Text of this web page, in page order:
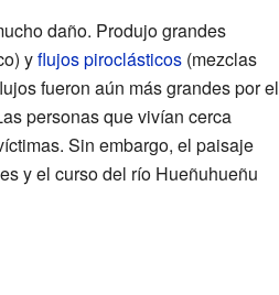
daño. Produjo grandes
yflujos piroclásticos(mezclas
fueron aún más grandes por el
personas que vivían cerca
Sin embargo, el paisaje
y el curso del río Hueñuhueñu